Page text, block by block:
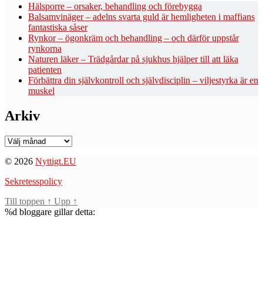
Hälsporre – orsaker, behandling och förebygga
Balsamvinäger – adelns svarta guld är hemligheten i maffians
fantastiska såser
Rynkor – ögonkräm och behandling – och därför uppstår
rynkorna
Naturen läker – Trädgårdar på sjukhus hjälper till att läka
patienten
Förbättra din självkontroll och självdisciplin – viljestyrka är en
muskel
Arkiv
Arkiv
© 2026 Nyttigt.EU
Sekretesspolicy
Till toppen ↑ Upp ↑
%d bloggare gillar detta: